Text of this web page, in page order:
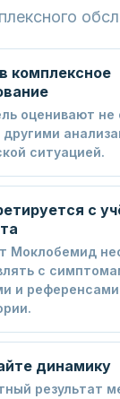
комплексное
оценивают не
ситуацией.
с
Моклобемид
с
и
динамику
результат